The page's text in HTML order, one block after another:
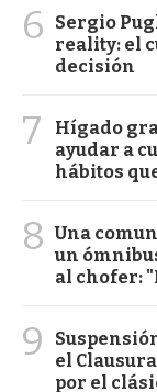
6
Sergio
reality: el
decisión
7
Hígado
ayudar a
hábitos
8 Una
un
al chofer:
9
el
por el